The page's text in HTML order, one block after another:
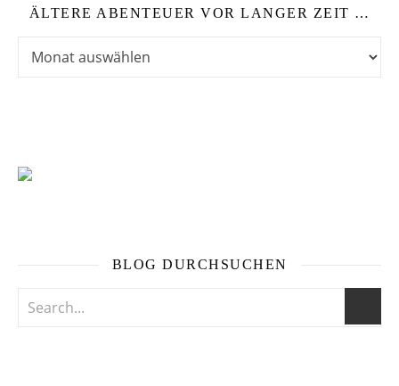
ÄLTERE ABENTEUER VOR LANGER ZEIT …
BLOG DURCHSUCHEN